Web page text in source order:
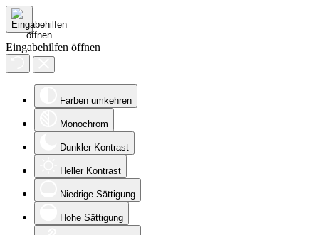
Eingabehilfen öffnen
Farben umkehren
Monochrom
Dunkler Kontrast
Heller Kontrast
Niedrige Sättigung
Hohe Sättigung